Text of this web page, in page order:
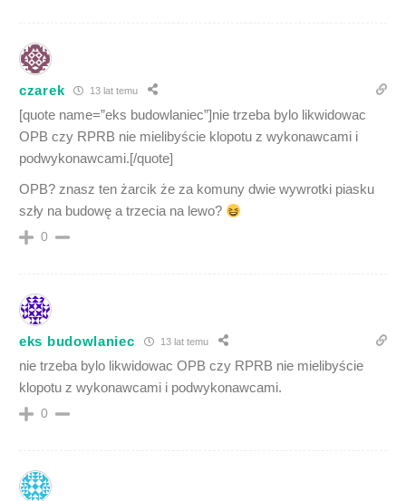
czarek 13 lat temu
[quote name=”eks budowlaniec”]nie trzeba bylo likwidowac
OPB czy RPRB nie mielibyście klopotu z wykonawcami i
podwykonawcami.[/quote]
OPB? znasz ten żarcik że za komuny dwie wywrotki piasku
szły na budowę a trzecia na lewo?
0
eks budowlaniec 13 lat temu
nie trzeba bylo likwidowac OPB czy RPRB nie mielibyście
klopotu z wykonawcami i podwykonawcami.
0